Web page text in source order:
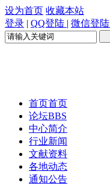
设为首页 收藏本站
登录 | QQ登陆 | 微信登陆
首页首页
论坛BBS
中心简介
行业新闻
文献资料
各地动态
通知公告